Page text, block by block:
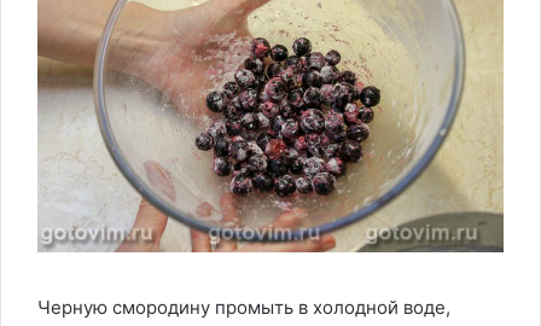
Черную смородину промыть в холодной воде,